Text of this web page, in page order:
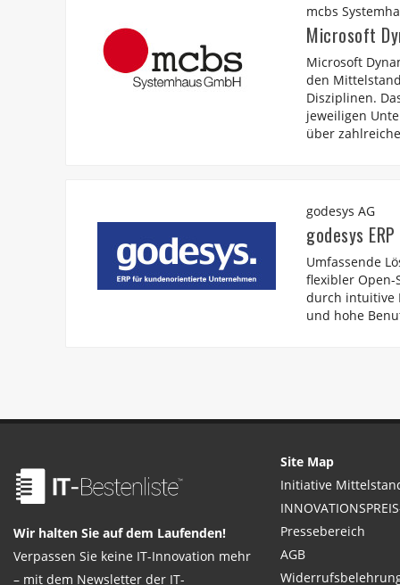
mcbs
Microsoft
Microsoft
den
Disziplinen.
jeweiligen
über
godesys AG
godesys ERP
Umfassende
flexibler Open-
durch intuitive
und hohe
Wir halten Sie auf dem Laufenden!
Verpassen Sie keine IT-Innovation mehr
– mit dem Newsletter der IT-
Site Map
Initiative
Pressebereich
AGB